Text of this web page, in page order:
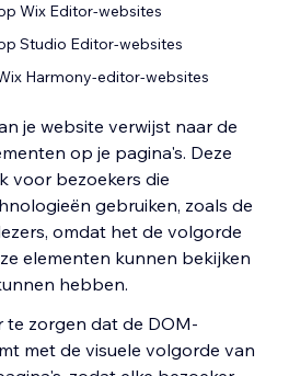
Wix Editor-websites
Studio Editor-websites
Harmony-editor-websites
je website verwijst naar de
op je pagina's. Deze
voor bezoekers die
gebruiken, zoals de
omdat het de volgorde
elementen kunnen bekijken
hebben.
te zorgen dat de DOM-
met de visuele volgorde van